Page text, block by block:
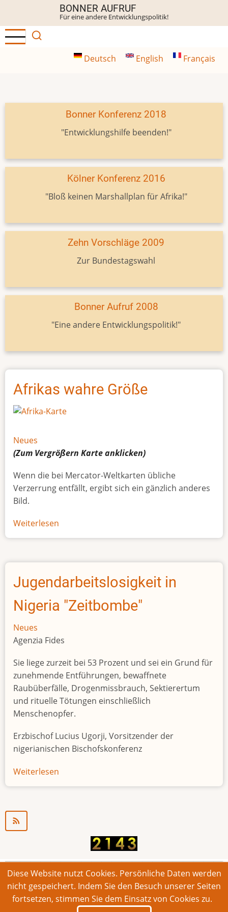
Inhalt
BONNER AUFRUF
Für eine andere Entwicklungspolitik!
Deutsch English Français
Bonner Konferenz 2018
"Entwicklungshilfe beenden!"
Kölner Konferenz 2016
"Bloß keinen Marshallplan für Afrika!"
Zehn Vorschläge 2009
Zur Bundestagswahl
Bonner Aufruf 2008
"Eine andere Entwicklungspolitik!"
Afrikas wahre Größe
Neues
(Zum Vergrößern Karteanklicken)
Wenn die bei Mercator-Weltkarten übliche
Verzerrung entfällt, ergibt sich ein gänzlich anderes
Bild.
Weiterlesen
Afrikas
Größe
Jugendarbeitslosigkeit in
Nigeria "Zeitbombe"
Neues
Agenzia Fides
Sie liege zurzeit bei 53 Prozent und sei ein Grund für
zunehmende Entführungen, bewaffnete
Raubüberfälle, Drogenmissbrauch, Sektierertum
und rituelle Tötungen einschließlich
Menschenopfer.
Erzbischof Lucius Ugorji, Vorsitzender der
nigerianischen Bischofskonferenz
Weiterlesen
Jugendarbeitslosigkeit
© 2026 Bonner Aufruf. Alle Rechte vorbehalten.
Footer
Impressum Kontakt Intern
Diese Website nutzt Cookies. Persönliche Daten werden
nicht gespeichert. Indem Sie den Besuch unserer Seiten
fortsetzen, stimmen Sie dem Einsatz von Cookies zu.